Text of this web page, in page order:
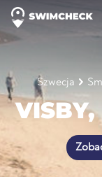
Szwecja
VISBY,